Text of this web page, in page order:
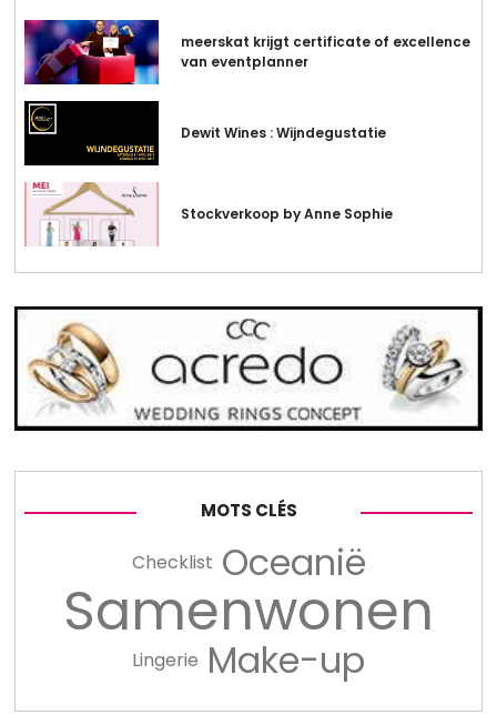
meerskat krijgt certificate of excellence
van eventplanner
Dewit Wines : Wijndegustatie
Stockverkoop by Anne Sophie
MOTS CLÉS
Checklist Oceanië
Samenwonen
Lingerie Make-up